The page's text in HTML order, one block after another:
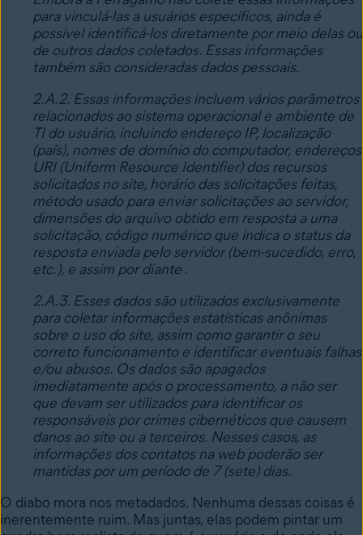
para vinculá-las a usuários específicos, ainda é
possível identificá-los diretamente por meio delas ou
de outros dados coletados. Essas informações
também são consideradas dados pessoais.
2.A.2. Essas informações incluem vários parâmetros
relacionados ao sistema operacional e ambiente de
TI do usuário, incluindo endereço IP, localização
(país), nomes de domínio do computador, endereços
URI (Uniform Resource Identifier) dos recursos
solicitados no site, horário das solicitações feitas,
método usado para enviar solicitações ao servidor,
dimensões do arquivo obtido em resposta a uma
solicitação, código numérico que indica o status da
resposta enviada pelo servidor (bem-sucedido, erro,
etc.), e assim por diante .
2.A.3. Esses dados são utilizados exclusivamente
para coletar informações estatísticas anônimas
sobre o uso do site, assim como garantir o seu
correto funcionamento e identificar eventuais falhas
e/ou abusos. Os dados são apagados
imediatamente após o processamento, a não ser
que devam ser utilizados para identificar os
responsáveis por crimes cibernéticos que causem
danos ao site ou a terceiros. Nesses casos, as
informações dos contatos na web poderão ser
mantidas por um período de 7 (sete) dias.
O diabo mora nos metadados. Nenhuma dessas coisas é
inerentemente ruim. Mas juntas, elas podem pintar um